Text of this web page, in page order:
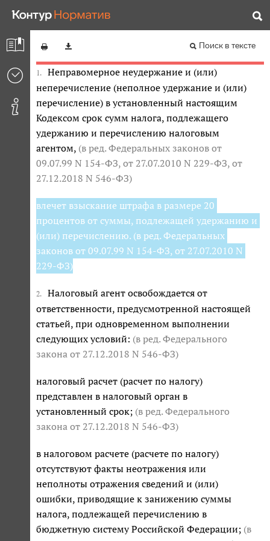
Поиск в тексте
Редакция от 17.04.2026 — Не действует
Перейти в
Статья 123. Невыполнение налоговым
агентом обязанности по удержанию и
(или) перечислению налогов
1.
Неправомерное неудержание и (или)
неперечисление (неполное удержание и (или)
перечисление) в установленный настоящим
Кодексом срок сумм налога, подлежащего
удержанию и перечислению налоговым
агентом, (в ред. Федеральных законов от
09.07.99 N 154-ФЗ, от 27.07.2010 N 229-ФЗ, от
27.12.2018 N 546-ФЗ)
влечет взыскание штрафа в размере 20
процентов от суммы, подлежащей удержанию и
(или) перечислению. (в ред. Федеральных
законов от 09.07.99 N 154-ФЗ, от 27.07.2010 N
229-ФЗ)
2.
Налоговый агент освобождается от
ответственности, предусмотренной настоящей
статьей, при одновременном выполнении
следующих условий: (в ред. Федерального
закона от 27.12.2018 N 546-ФЗ)
налоговый расчет (расчет по налогу)
представлен в налоговый орган в
установленный срок; (в ред. Федерального
закона от 27.12.2018 N 546-ФЗ)
в налоговом расчете (расчете по налогу)
отсутствуют факты неотражения или
неполноты отражения сведений и (или)
ошибки, приводящие к занижению суммы
налога, подлежащей перечислению в
бюджетную систему Российской Федерации; (в